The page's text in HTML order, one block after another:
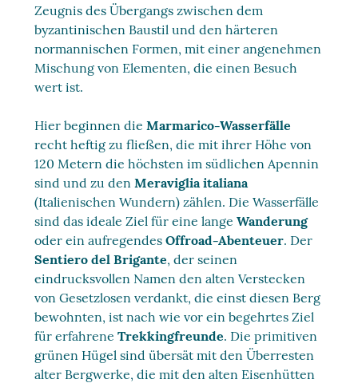
Zeugnis des Übergangs zwischen dem
byzantinischen Baustil und den härteren
normannischen Formen, mit einer angenehmen
Mischung von Elementen, die einen Besuch
wert ist.
Hier beginnen dieMarmarico-Wasserfälle
recht heftig zu fließen, die mit ihrer Höhe von
120 Metern die höchsten im südlichen Apennin
sind und zu denMeraviglia italiana
(Italienischen Wundern) zählen. Die Wasserfälle
sind das ideale Ziel für eine langeWanderung
oder ein aufregendesOffroad-Abenteuer. Der
Sentiero del Brigante, der seinen
eindrucksvollen Namen den alten Verstecken
von Gesetzlosen verdankt, die einst diesen Berg
bewohnten, ist nach wie vor ein begehrtes Ziel
für erfahreneTrekkingfreunde. Die primitiven
grünen Hügel sind übersät mit den Überresten
alter Bergwerke, die mit den alten Eisenhütten